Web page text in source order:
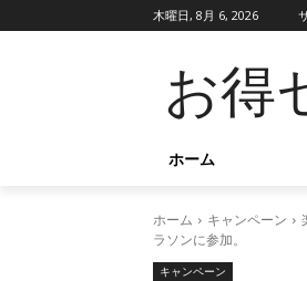
木曜日, 8月 6, 2026
お得
ホーム
ホーム キャンペーン
ラソンに参加。
キャンペーン